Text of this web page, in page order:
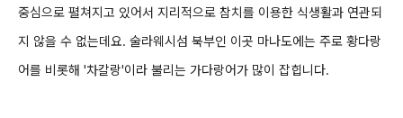
중심으로 펼쳐지고 있어서 지리적으로 참치를 이용한 식생활과 연관되
지 않을 수 없는데요. 술라웨시섬 북부인 이곳 마나도에는 주로 황다랑
어를 비롯해 '차칼랑'이라 불리는 가다랑어가 많이 잡힙니다.